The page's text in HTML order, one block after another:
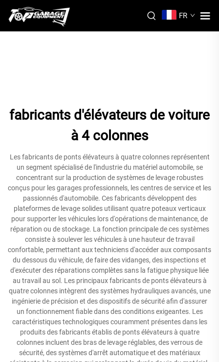
FR
fabricants d'élévateurs de voiture
à 4 colonnes
Les fabricants de ponts élévateurs à quatre colonnes représentent
un segment spécialisé de l'industrie du matériel automobile, se
concentrant sur la production de systèmes de levage robustes
conçus pour les garages professionnels, les centres de service et les
passionnés d'automobile. Ces fabricants développent des
plateformes de levage solides utilisant quatre poteaux verticaux
pour supporter les véhicules lors d'opérations de maintenance, de
réparation ou de stockage. La fonction principale de ces systèmes
consiste à soulever les véhicules à une hauteur de travail
confortable, permettant aux techniciens d'accéder aux composants
du dessous du véhicule, de faire des vidanges, des inspections et
d'exécuter des réparations complètes sans la fatigue physique liée
au travail au sol. Les principaux fabricants de ponts élévateurs à
quatre colonnes intègrent des systèmes hydrauliques avancés, une
ingénierie de précision et des dispositifs de sécurité afin d'assurer
un fonctionnement fiable dans des conditions exigeantes. Les
caractéristiques technologiques couramment présentes dans les
produits des fabricants établis de ponts élévateurs à quatre
colonnes incluent des bras de levage réglables, des verrous de
sécurité, des systèmes d'arrêt automatique et des matériaux